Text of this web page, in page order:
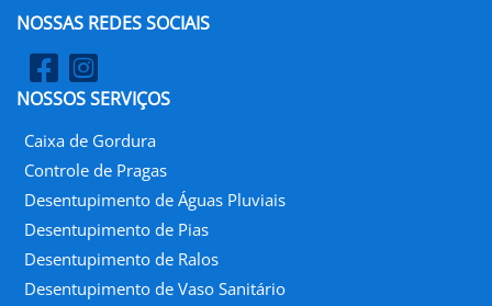
NOSSAS REDES SOCIAIS
NOSSOS SERVIÇOS
Caixa de Gordura
Controle de Pragas
Desentupimento de Águas Pluviais
Desentupimento de Pias
Desentupimento de Ralos
Desentupimento de Vaso Sanitário